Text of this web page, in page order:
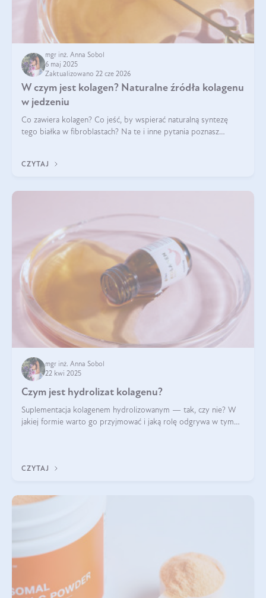
mgr inż. Anna Sobol
6 maj 2025
Zaktualizowano 22 cze 2026
W czym jest kolagen? Naturalne źródła kolagenu
w jedzeniu
Co zawiera kolagen? Co jeść, by wspierać naturalną syntezę
tego białka w fibroblastach? Na te i inne pytania poznasz
CZYTAJ
mgr inż. Anna Sobol
22 kwi 2025
Czym jest hydrolizat kolagenu?
Suplementacja kolagenem hydrolizowanym — tak, czy nie? W
jakiej formie warto go przyjmować i jaką rolę odgrywa w tym
CZYTAJ